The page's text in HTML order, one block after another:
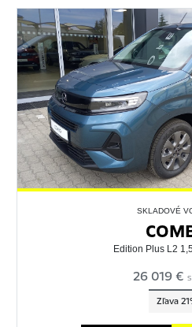
SKLADOVÉ
Edition Plus L2
26 019 €
Zľava